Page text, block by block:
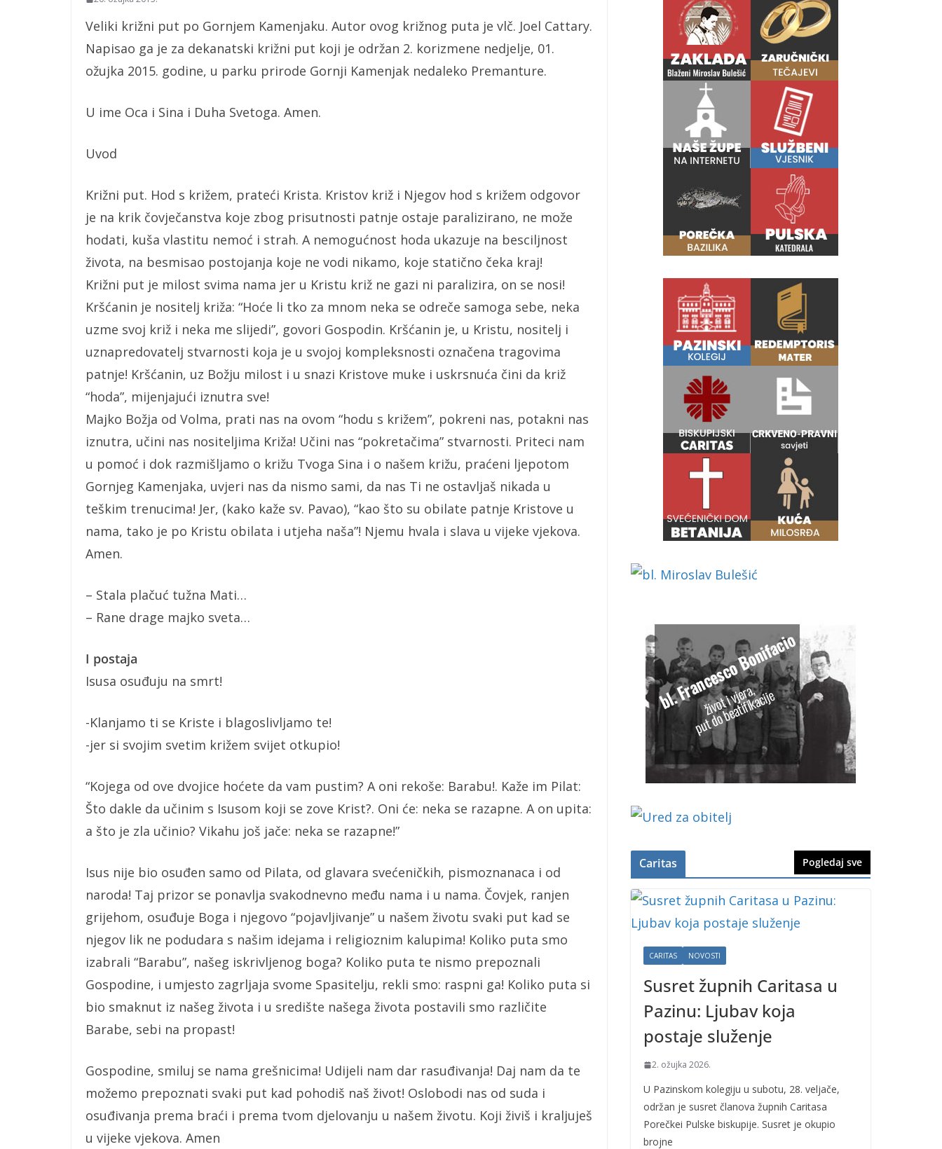
Veliki križni put po Gornjem Kamenjaku. Autor ovog križnog puta je vlč. Joel Cattary.
Napisao ga je za dekanatski križni put koji je održan 2. korizmene nedjelje, 01.
ožujka 2015. godine, u parku prirode Gornji Kamenjak nedaleko Premanture.
U ime Oca i Sina i Duha Svetoga. Amen.
Uvod
Križni put. Hod s križem, prateći Krista. Kristov križ i Njegov hod s križem odgovor
je na krik čovječanstva koje zbog prisutnosti patnje ostaje paralizirano, ne može
hodati, kuša vlastitu nemoć i strah. A nemogućnost hoda ukazuje na besciljnost
života, na besmisao postojanja koje ne vodi nikamo, koje statično čeka kraj!
Križni put je milost svima nama jer u Kristu križ ne gazi ni paralizira, on se nosi!
Kršćanin je nositelj križa: “Hoće li tko za mnom neka se odreče samoga sebe, neka
uzme svoj križ i neka me slijedi”, govori Gospodin. Kršćanin je, u Kristu, nositelj i
uznapredovatelj stvarnosti koja je u svojoj kompleksnosti označena tragovima
patnje! Kršćanin, uz Božju milost i u snazi Kristove muke i uskrsnuća čini da križ
“hoda”, mijenjajući iznutra sve!
Majko Božja od Volma, prati nas na ovom “hodu s križem”, pokreni nas, potakni nas
iznutra, učini nas nositeljima Križa! Učini nas “pokretačima” stvarnosti. Priteci nam
u pomoć i dok razmišljamo o križu Tvoga Sina i o našem križu, praćeni ljepotom
Gornjeg Kamenjaka, uvjeri nas da nismo sami, da nas Ti ne ostavljaš nikada u
teškim trenucima! Jer, (kako kaže sv. Pavao), “kao što su obilate patnje Kristove u
nama, tako je po Kristu obilata i utjeha naša”! Njemu hvala i slava u vijeke vjekova.
Amen.
– Stala plačuć tužna Mati…
– Rane drage majko sveta…
I postaja
Isusa osuđuju na smrt!
-Klanjamo ti se Kriste i blagoslivljamo te!
-jer si svojim svetim križem svijet otkupio!
“Kojega od ove dvojice hoćete da vam pustim? A oni rekoše: Barabu!. Kaže im Pilat:
Što dakle da učinim s Isusom koji se zove Krist?. Oni će: neka se razapne. A on upita:
a što je zla učinio? Vikahu još jače: neka se razapne!”
Isus nije bio osuđen samo od Pilata, od glavara svećeničkih, pismoznanaca i od
naroda! Taj prizor se ponavlja svakodnevno među nama i u nama. Čovjek, ranjen
grijehom, osuđuje Boga i njegovo “pojavljivanje” u našem životu svaki put kad se
njegov lik ne podudara s našim idejama i religioznim kalupima! Koliko puta smo
izabrali “Barabu”, našeg iskrivljenog boga? Koliko puta te nismo prepoznali
Gospodine, i umjesto zagrljaja svome Spasitelju, rekli smo: raspni ga! Koliko puta si
bio smaknut iz našeg života i u središte našega života postavili smo različite
Barabe, sebi na propast!
Gospodine, smiluj se nama grešnicima! Udijeli nam dar rasuđivanja! Daj nam da te
možemo prepoznati svaki put kad pohodiš naš život! Oslobodi nas od suda i
osuđivanja prema braći i prema tvom djelovanju u našem životu. Koji živiš i kraljuješ
u vijeke vjekova. Amen
Caritas Pogledaj sve
CARITAS NOVOSTI
Susret župnih Caritasa u
Pazinu: Ljubav koja
postaje služenje
2. ožujka 2026.
U Pazinskom kolegiju u subotu, 28. veljače,
održan je susret članova župnih Caritasa
Porečkei Pulske biskupije. Susret je okupio
brojne